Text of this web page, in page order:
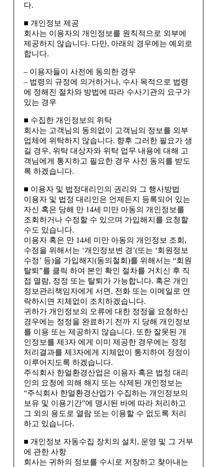
다.
■ 개인정보 제공
회사는 이용자의 개인정보를 원칙적으로 외부에
제공하지 않습니다. 다만, 아래의 경우에는 예외로
합니다.
– 이용자들이 사전에 동의한 경우
– 법령의 규정에 의거하거나, 수사 목적으로 법령
에 정해진 절차와 방법에 따라 수사기관의 요구가
있는 경우
■ 수집한 개인정보의 위탁
회사는 고객님의 동의없이 고객님의 정보를 외부
업체에 위탁하지 않습니다. 향후 그러한 필요가 생
길 경우, 위탁 대상자와 위탁 업무 내용에 대해 고
객님에게 통지하고 필요한 경우 사전 동의를 받도
록 하겠습니다.
■ 이용자 및 법정대리인의 권리와 그 행사방법
이용자 및 법정 대리인은 언제든지 등록되어 있는
자신 혹은 당해 만 14세 미만 아동의 개인정보를
조회하거나 수정할 수 있으며 가입해지를 요청할
수도 있습니다.
이용자 혹은 만 14세 미만 아동의 개인정보 조회,
수정을 위해서는 ‘개인정보변 경’(또는 ‘회원정보
수정’ 등)을 가입해지(동의철회)를 위해서는 “회원
탈퇴”를 클릭 하여 본인 확인 절차를 거치신 후 직
접 열람, 정정 또는 탈퇴가 가능합니다. 혹은 개인
정보관리책임자에게 서면, 전화 또는 이메일로 연
락하시면 지체없이 조치하겠습니다.
귀하가 개인정보의 오류에 대한 정정을 요청하신
경우에는 정정을 완료하기 전까 지 당해 개인정보
를 이용 또는 제공하지 않습니다. 또한 잘못된 개
인정보를 제3자 에게 이미 제공한 경우에는 정정
처리결과를 제3자에게 지체없이 통지하여 정정이
이루어지도록 하겠습니다.
주식회사 한얼환경산업은 이용자 혹은 법정 대리
인의 요청에 의해 해지 또는 삭제된 개인정보는
“주식회사 한얼환경산업가 수집하는 개인정보의
보유 및 이용기간”에 명시된 바에 따라 처리하고
그 외의 용도로 열람 또는 이용할 수 없도록 처리
하고 있습니다.
■ 개인정보 자동수집 장치의 설치, 운영 및 그 거부
에 관한 사항
회사는 귀하의 정보를 수시로 저장하고 찾아내는